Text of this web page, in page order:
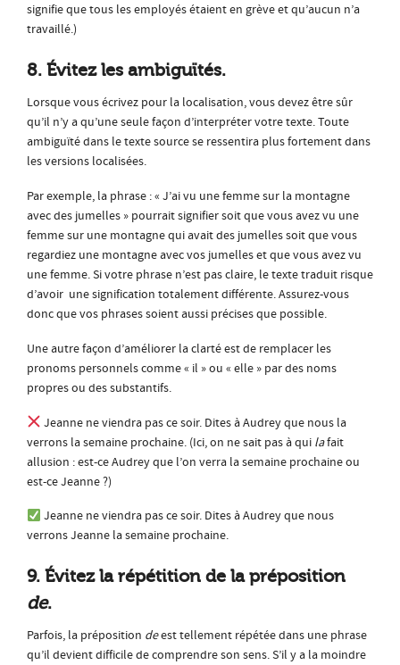
signifie que tous les employés étaient en grève et qu’aucun n’a
travaillé.)
8. Évitez les ambiguïtés.
Lorsque vous écrivez pour la localisation, vous devez être sûr
qu’il n’y a qu’une seule façon d’interpréter votre texte. Toute
ambiguïté dans le texte source se ressentira plus fortement dans
les versions localisées.
Par exemple, la phrase : « J’ai vu une femme sur la montagne
avec des jumelles » pourrait signifier soit que vous avez vu une
femme sur une montagne qui avait des jumelles soit que vous
regardiez une montagne avec vos jumelles et que vous avez vu
une femme. Si votre phrase n’est pas claire, le texte traduit risque
d’avoir une signification totalement différente. Assurez-vous
donc que vos phrases soient aussi précises que possible.
Une autre façon d’améliorer la clarté est de remplacer les
pronoms personnels comme « il » ou « elle » par des noms
propres ou des substantifs.
Jeanne ne viendra pas ce soir. Dites à Audrey que nous la
verrons la semaine prochaine. (Ici, on ne sait pas à qui lafait
allusion : est-ce Audrey que l’on verra la semaine prochaine ou
est-ce Jeanne ?)
Jeanne ne viendra pas ce soir. Dites à Audrey que nous
verrons Jeanne la semaine prochaine.
9. Évitez la répétition de la préposition
de.
Parfois, la préposition deest tellement répétée dans une phrase
qu’il devient difficile de comprendre son sens. S’il y a la moindre